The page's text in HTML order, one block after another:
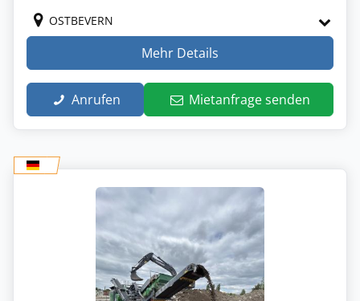
OSTBEVERN
Mehr Details
Anrufen Mietanfrage senden